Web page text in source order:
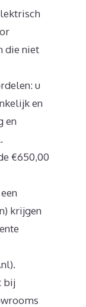
die niet
u
en
en
€650,00
krijgen
bij